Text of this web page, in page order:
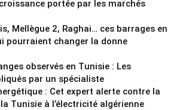
portée par les marchés
Mellègue 2, Raghai… ces barrages en
pourraient changer la donne
observés en Tunisie : Les
par un spécialiste
: Cet expert alerte contre la
Tunisie à l’électricité algérienne